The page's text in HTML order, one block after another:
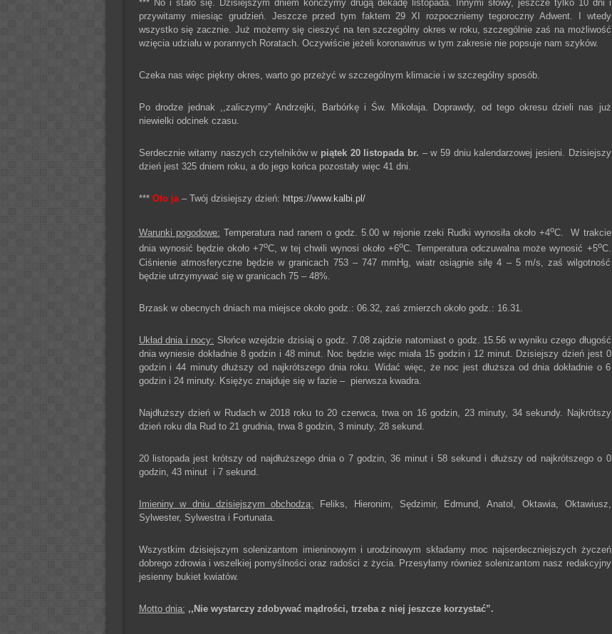
*** No i stało się. Dzisiejszym dniem kończymy drugą dekadę listopada. Innymi słowy, jeszcze tylko 10 dni i
przywitamy miesiąc grudzień. Jeszcze przed tym faktem 29 XI rozpoczniemy tegoroczny Adwent. I wtedy
wszystko się zacznie. Już możemy się cieszyć na ten szczególny okres w roku, szczególnie zaś na możliwość
wzięcia udziału w porannych Roratach. Oczywiście jeżeli koronawirus w tym zakresie nie popsuje nam szyków.
Czeka nas więc piękny okres, warto go przeżyć w szczególnym klimacie i w szczególny sposób.
Po drodze jednak ,,zaliczymy” Andrzejki, Barbórkę i Św. Mikołaja. Doprawdy, od tego okresu dzieli nas już
niewielki odcinek czasu.
Serdecznie witamy naszych czytelników w piątek 20 listopada br. – w 59 dniu kalendarzowej jesieni. Dzisiejszy
dzień jest 325 dniem roku, a do jego końca pozostały więc 41 dni.
*** Oto ja– Twój dzisiejszy dzień: https://www.kalbi.pl/
Warunki pogodowe: Temperatura nad ranem o godz. 5.00 w rejonie rzeki Rudki wynosiła około +4oC. W trakcie
dnia wynosić będzie około +7oC, w tej chwili wynosi około +6oC. Temperatura odczuwalna może wynosić +5oC.
Ciśnienie atmosferyczne będzie w granicach 753 – 747 mmHg, wiatr osiągnie siłę 4 – 5 m/s, zaś wilgotność
będzie utrzymywać się w granicach 75 – 48%.
Brzask w obecnych dniach ma miejsce około godz.: 06.32, zaś zmierzch około godz.: 16.31.
Układ dnia i nocy: Słońce wzejdzie dzisiaj o godz. 7.08 zajdzie natomiast o godz. 15.56 w wyniku czego długość
dnia wyniesie dokładnie 8 godzin i 48 minut. Noc będzie więc miała 15 godzin i 12 minut. Dzisiejszy dzień jest 0
godzin i 44 minuty dłuższy od najkrótszego dnia roku. Widać więc, że noc jest dłuższa od dnia dokładnie o 6
godzin i 24 minuty. Księżyc znajduje się w fazie – pierwsza kwadra.
Najdłuższy dzień w Rudach w 2018 roku to 20 czerwca, trwa on 16 godzin, 23 minuty, 34 sekundy. Najkrótszy
dzień roku dla Rud to 21 grudnia, trwa 8 godzin, 3 minuty, 28 sekund.
20 listopada jest krótszy od najdłuższego dnia o 7 godzin, 36 minut i 58 sekund i dłuższy od najkrótszego o 0
godzin, 43 minut i 7 sekund.
Imieniny w dniu dzisiejszym obchodzą: Feliks, Hieronim, Sędzimir, Edmund, Anatol, Oktawia, Oktawiusz,
Sylwester, Sylwestra i Fortunata.
Wszystkim dzisiejszym solenizantom imieninowym i urodzinowym składamy moc najserdeczniejszych życzeń
dobrego zdrowia i wszelkiej pomyślności oraz radości z życia. Przesyłamy również solenizantom nasz redakcyjny
jesienny bukiet kwiatów.
Motto dnia: ,,Nie wystarczy zdobywać mądrości, trzeba z niej jeszcze korzystać”.